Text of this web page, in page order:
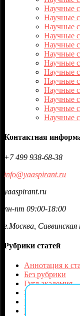
Научные
Научные
Научные
Научные
Научные
Научные
Научные
Научные
Научные
Научные
Научные
Научные
Научные
Контактная
+7 499 938-68-38
info@yaaspirant.ru
yaaspirant.ru
пн-пт 09:00-18:00
г.Москва,
Рубрики статей
Аннотация к
Без рубрики
Гугл академия
Защита
Идентификатор
Научные